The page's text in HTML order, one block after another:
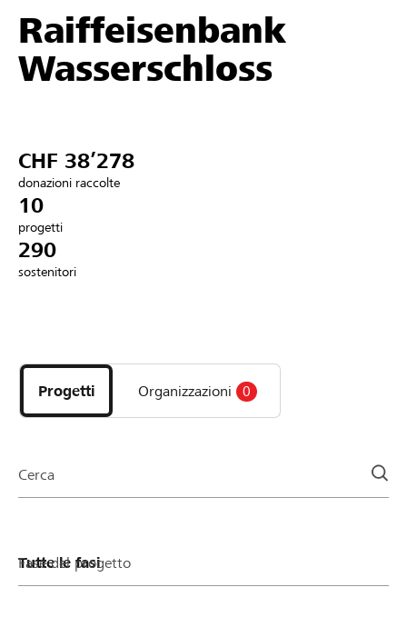
Sostenere
Aiuto & supporto
Collegarsi
DE FR IT
Raiffeisenbank
Wasserschloss
CHF 38’278
donazioni raccolte
10
progetti
290
sostenitori
i
progetti
e
della
Progetti Organizzazioni 0
Cerca
Fase del progetto